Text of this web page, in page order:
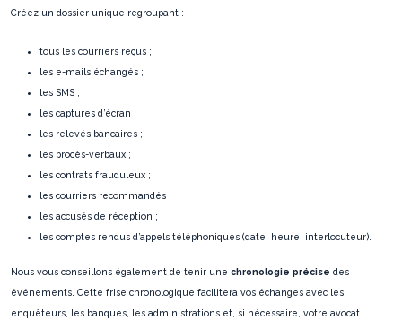
Créez un dossier unique regroupant :
tous les courriers reçus ;
les e-mails échangés ;
les SMS ;
les captures d’écran ;
les relevés bancaires ;
les procès-verbaux ;
les contrats frauduleux ;
les courriers recommandés ;
les accusés de réception ;
les comptes rendus d’appels téléphoniques (date, heure, interlocuteur).
Nous vous conseillons également de tenir une chronologie précise des
événements. Cette frise chronologique facilitera vos échanges avec les
enquêteurs, les banques, les administrations et, si nécessaire, votre avocat.